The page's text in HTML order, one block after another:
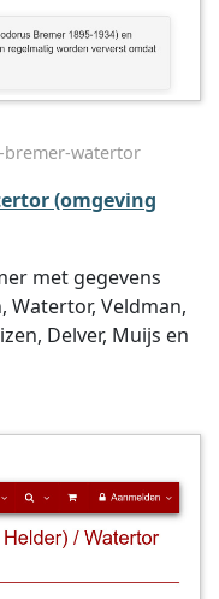
watertor
(omgeving
met gegevens
Watertor, Veldman,
Delver, Muijs en